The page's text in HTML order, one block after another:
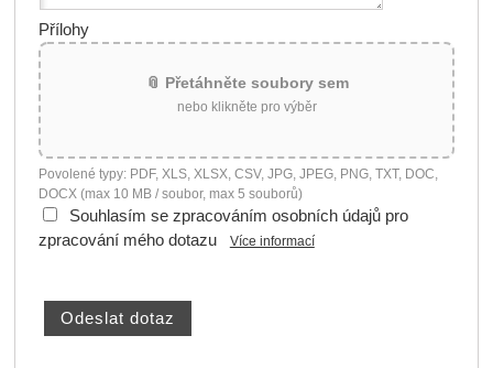
Přílohy
📎 Přetáhněte soubory sem
nebo klikněte pro výběr
Povolené typy: PDF, XLS, XLSX, CSV, JPG, JPEG, PNG, TXT, DOC,
DOCX (max 10 MB / soubor, max 5 souborů)
Souhlasím se zpracováním osobních údajů pro
zpracování mého dotazu
Více informací